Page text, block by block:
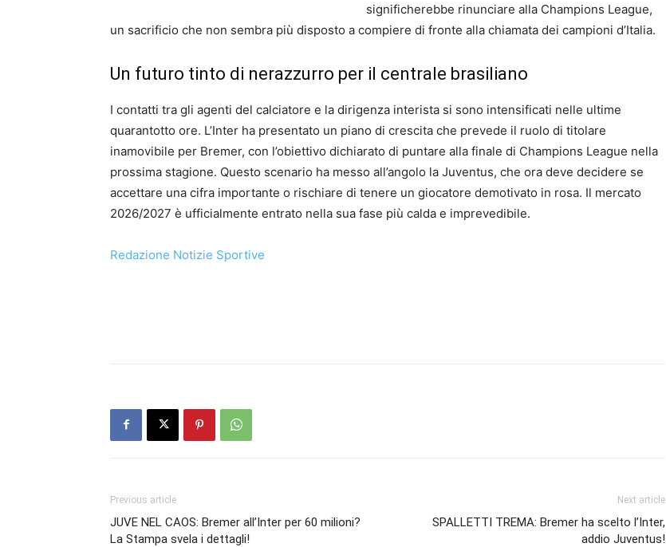
significherebbe rinunciare alla Champions League,
un sacrificio che non sembra più disposto a compiere di fronte alla chiamata dei campioni d’Italia.
Un futuro tinto di nerazzurro per il centrale brasiliano
I contatti tra gli agenti del calciatore e la dirigenza interista si sono intensificati nelle ultime
quarantotto ore. L’Inter ha presentato un piano di crescita che prevede il ruolo di titolare
inamovibile per Bremer, con l’obiettivo dichiarato di puntare alla finale di Champions League nella
prossima stagione. Questo scenario ha messo all’angolo la Juventus, che ora deve decidere se
accettare una cifra importante o rischiare di tenere un giocatore demotivato in rosa. Il mercato
2026/2027 è ufficialmente entrato nella sua fase più calda e imprevedibile.
Redazione Notizie Sportive
Previous article
JUVE NEL CAOS: Bremer all’Inter per 60 milioni?
La Stampa svela i dettagli!
Next article
SPALLETTI TREMA: Bremer ha scelto l’Inter,
addio Juventus!